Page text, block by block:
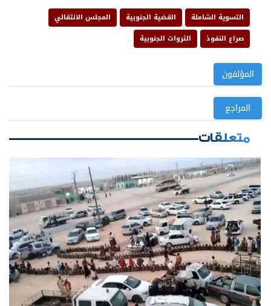
التسوية الشاملة القضية الجنوبية
المجلس الانتقالي
صراع النفوذ
الثروات الجنوبية
المؤلفون
المراجع
متعلقات